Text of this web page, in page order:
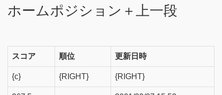
ホームポジション＋上一段
スコア 順位 更新日時
{c} {RIGHT} {RIGHT}